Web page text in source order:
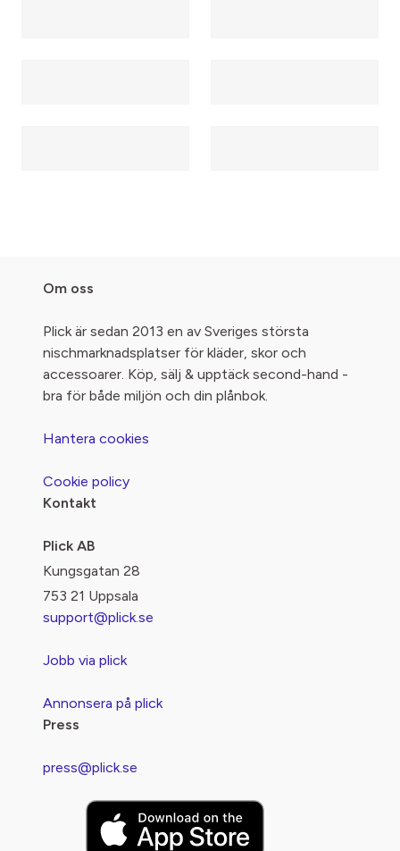
Om oss
Plick är sedan 2013 en av Sveriges största
nischmarknadsplatser för kläder, skor och
accessoarer. Köp, sälj & upptäck second-hand -
bra för både miljön och din plånbok.
Hantera cookies
Cookie policy
Kontakt
Plick AB
Kungsgatan 28
753 21 Uppsala
support@plick.se
Jobb via plick
Annonsera på plick
Press
press@plick.se